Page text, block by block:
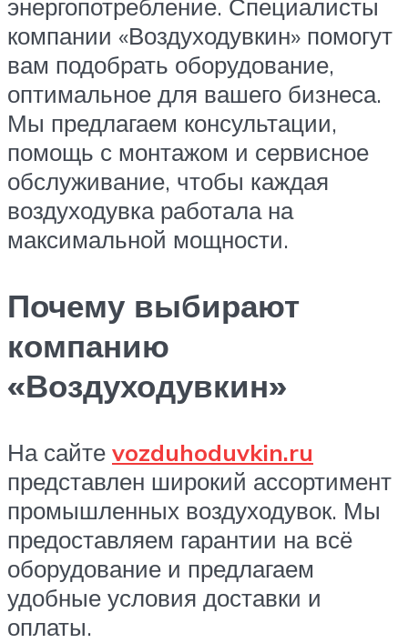
энергопотребление. Специалисты
компании «Воздуходувкин» помогут
вам подобрать оборудование,
оптимальное для вашего бизнеса.
Мы предлагаем консультации,
помощь с монтажом и сервисное
обслуживание, чтобы каждая
воздуходувка работала на
максимальной мощности.
Почему выбирают
компанию
«Воздуходувкин»
На сайте vozduhoduvkin.ru
представлен широкий ассортимент
промышленных воздуходувок. Мы
предоставляем гарантии на всё
оборудование и предлагаем
удобные условия доставки и
оплаты.